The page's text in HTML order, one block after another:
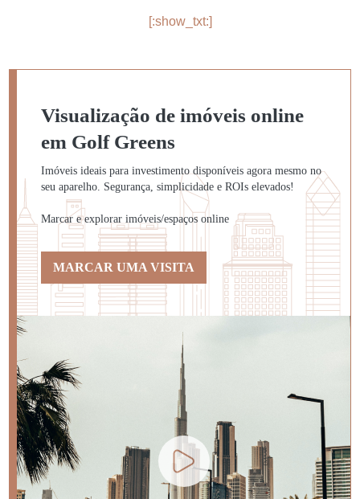
[:show_txt:]
Visualização de imóveis online
em Golf Greens
Imóveis ideais para investimento disponíveis agora mesmo no
seu aparelho. Segurança, simplicidade e ROIs elevados!
Marcar e explorar imóveis/espaços online
MARCAR UMA VISITA